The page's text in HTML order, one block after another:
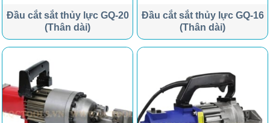
Đầu cắt sắt thủy lực GQ-20
(Thân dài)
Đầu cắt sắt thủy lực GQ-16
(Thân dài)